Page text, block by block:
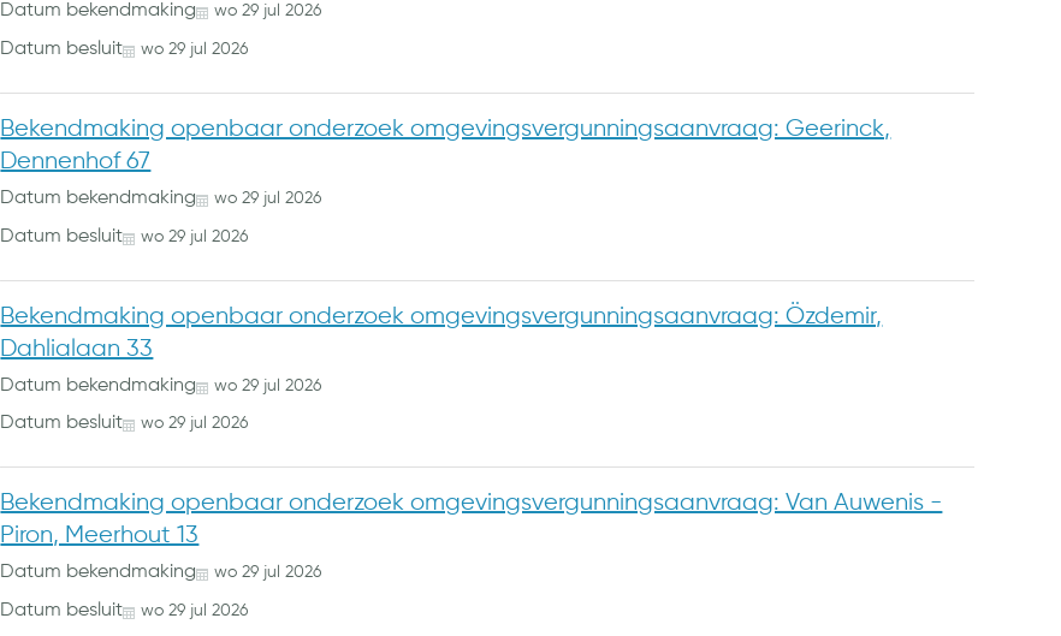
Datum bekendmaking wo 29 jul 2026
Datum besluit wo 29 jul 2026
Bekendmaking openbaar onderzoek omgevingsvergunningsaanvraag: Geerinck,
Dennenhof 67
Datum bekendmaking wo 29 jul 2026
Datum besluit wo 29 jul 2026
Bekendmaking openbaar onderzoek omgevingsvergunningsaanvraag: Özdemir,
Dahlialaan 33
Datum bekendmaking wo 29 jul 2026
Datum besluit wo 29 jul 2026
Bekendmaking openbaar onderzoek omgevingsvergunningsaanvraag: Van Auwenis -
Piron, Meerhout 13
Datum bekendmaking wo 29 jul 2026
Datum besluit wo 29 jul 2026